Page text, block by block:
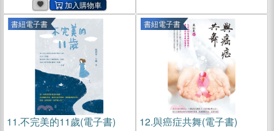
實見證！(電子書)
書紐電子書
11.不完美的11歲(電子書)
書紐電子書
12.與癌症共舞(電子書)